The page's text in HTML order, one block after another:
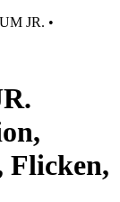
JR. •
Flicken,